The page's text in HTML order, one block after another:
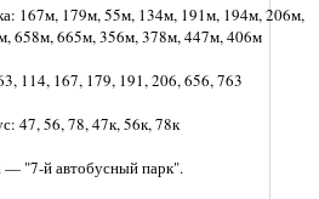
167м, 179м, 55м, 134м, 191м, 194м, 206м,
658м, 665м, 356м, 378м, 447м, 406м
114, 167, 179, 191, 206, 656, 763
47, 56, 78, 47к, 56к, 78к
— "7-й автобусный парк".